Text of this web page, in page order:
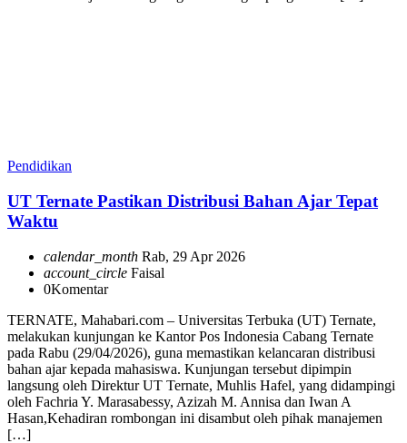
Pendidikan
UT Ternate Pastikan Distribusi Bahan Ajar Tepat
Waktu
calendar_month Rab, 29 Apr 2026
account_circle Faisal
0Komentar
TERNATE, Mahabari.com – Universitas Terbuka (UT) Ternate,
melakukan kunjungan ke Kantor Pos Indonesia Cabang Ternate
pada Rabu (29/04/2026), guna memastikan kelancaran distribusi
bahan ajar kepada mahasiswa. Kunjungan tersebut dipimpin
langsung oleh Direktur UT Ternate, Muhlis Hafel, yang didampingi
oleh Fachria Y. Marasabessy, Azizah M. Annisa dan Iwan A
Hasan,Kehadiran rombongan ini disambut oleh pihak manajemen
[…]